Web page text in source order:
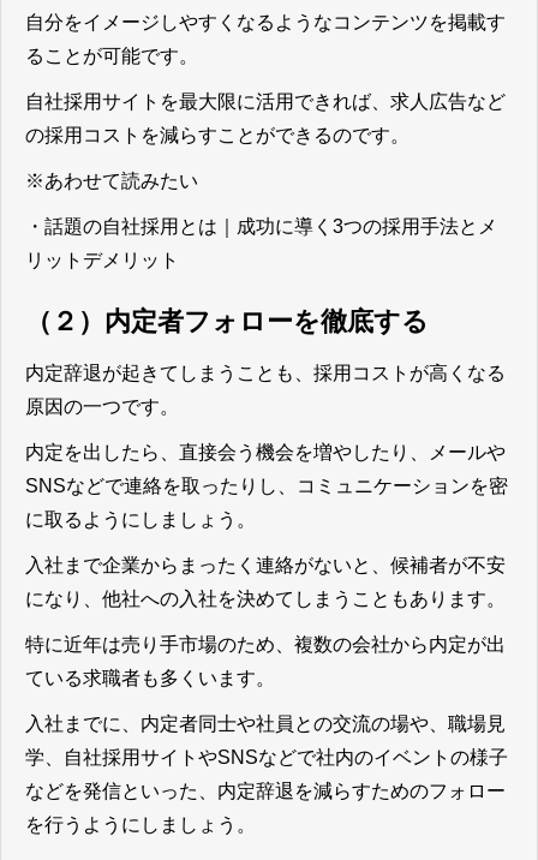
自分をイメージしやすくなるようなコンテンツを掲載す
ることが可能です。
自社採用サイトを最大限に活用できれば、求人広告など
の採用コストを減らすことができるのです。
※あわせて読みたい
・ 話題の自社採用とは｜成功に導く3つの採用手法とメ
リットデメリット
（２）内定者フォローを徹底する
内定辞退が起きてしまうことも、採用コストが高くなる
原因の一つです。
内定を出したら、直接会う機会を増やしたり、メールや
SNSなどで連絡を取ったりし、コミュニケーションを密
に取るようにしましょう。
入社まで企業からまったく連絡がないと、候補者が不安
になり、他社への入社を決めてしまうこともあります。
特に近年は売り手市場のため、複数の会社から内定が出
ている求職者も多くいます。
入社までに、内定者同士や社員との交流の場や、職場見
学、自社採用サイトやSNSなどで社内のイベントの様子
などを発信といった、内定辞退を減らすためのフォロー
を行うようにしましょう。